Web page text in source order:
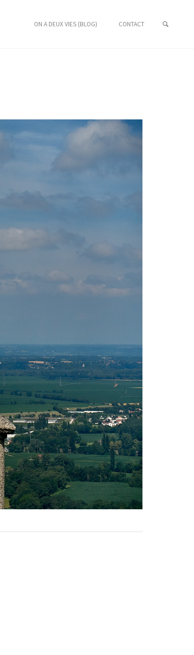
ON A DEUX VIES (BLOG) CONTACT